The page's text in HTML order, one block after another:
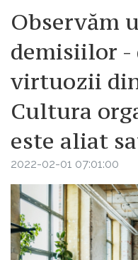
Observăm
demisiilor -
virtuozii
Cultura
este aliat
2022-02-01 07:01:00